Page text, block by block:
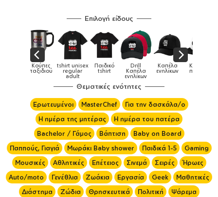
Επιλογή είδους
tshirt unisex
regular
adult
Παιδικό
tshirt
Drill
Καπέλα
Καπέλα
ενηλίκων
Καπέλα
παιδικά Κούπες
Θεματικές ενότητες
Ερωτευμένοι MasterChef
Για την δασκάλα/ο
Η ημέρα της μητέρας
Η ημέρα του πατέρα
Bachelor / Γάμος
Βάπτιση
Baby on Board
Παππούς, Γιαγιά
Μωράκι Baby shower Παιδικά 1-5
Gaming
Μουσικές
Αθλητικές Επέτειος Σινεμά Σειρές
Ήρωες
Auto/moto
Γενέθλια Ζωάκια Εργασία Geek
Μαθητικές
Διάστημα
Ζώδια Θρησκευτικά Πολιτική
Ψάρεμα